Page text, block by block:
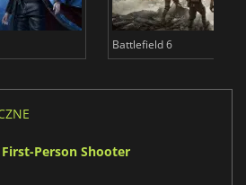
Battlefield 6
First-Person Shooter